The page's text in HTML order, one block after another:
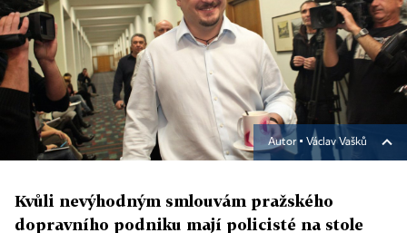
Autor ▪ Václav Vašků
Kvůli nevýhodným smlouvám pražského
dopravního podniku mají policisté na stole